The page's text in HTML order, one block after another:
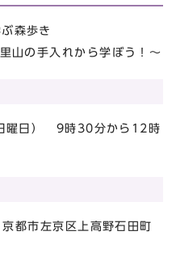
森歩き
山の手入れから学ぼう！～
曜日） 9時30分から12時
都市左京区上高野石田町